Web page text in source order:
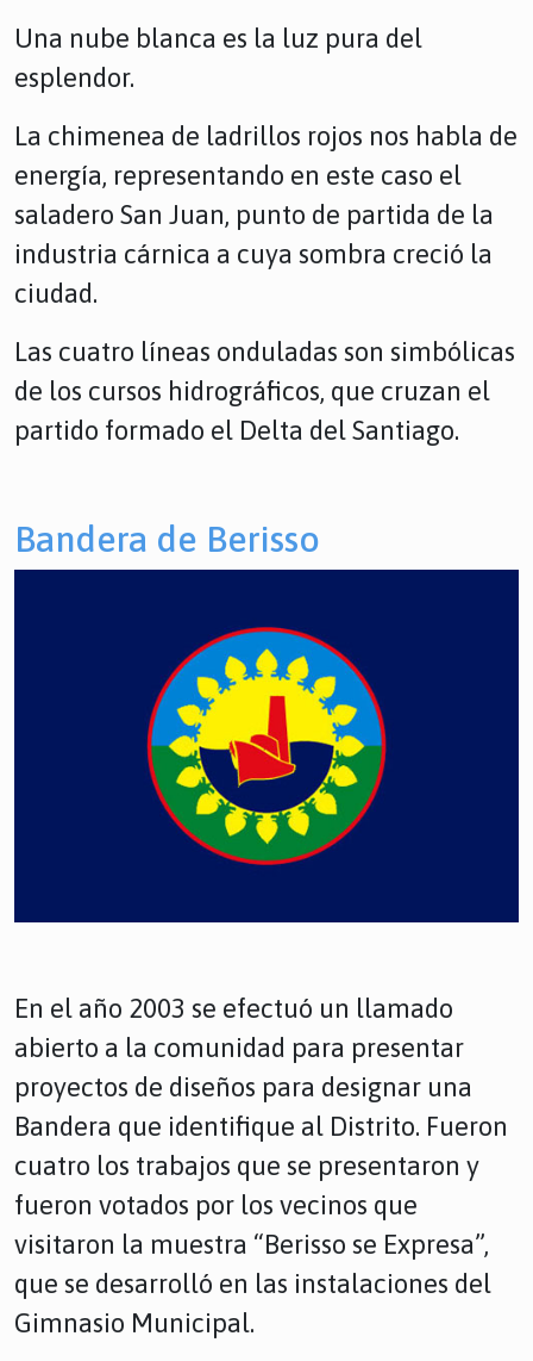
Una nube blanca es la luz pura del
esplendor.
La chimenea de ladrillos rojos nos habla de
energía, representando en este caso el
saladero San Juan, punto de partida de la
industria cárnica a cuya sombra creció la
ciudad.
Las cuatro líneas onduladas son simbólicas
de los cursos hidrográficos, que cruzan el
partido formado el Delta del Santiago.
Bandera de Berisso
En el año 2003 se efectuó un llamado
abierto a la comunidad para presentar
proyectos de diseños para designar una
Bandera que identifique al Distrito. Fueron
cuatro los trabajos que se presentaron y
fueron votados por los vecinos que
visitaron la muestra “Berisso se Expresa”,
que se desarrolló en las instalaciones del
Gimnasio Municipal.